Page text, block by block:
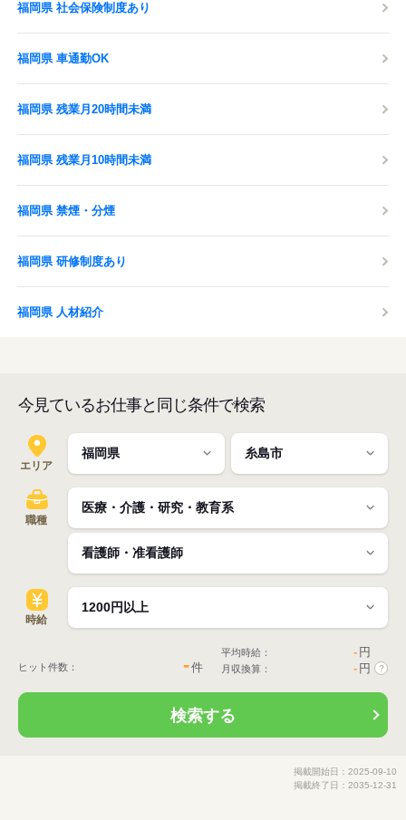
福岡県 社会保険制度あり
福岡県 車通勤OK
福岡県 残業月20時間未満
福岡県 残業月10時間未満
福岡県 禁煙・分煙
福岡県 研修制度あり
福岡県 人材紹介
今見ているお仕事と同じ条件で検索
エリア
職種
時給
ヒット件数： -件
平均時給： - 円
月収換算： - 円 ?
検索する
掲載開始日：2025-09-10
掲載終了日：2035-12-31